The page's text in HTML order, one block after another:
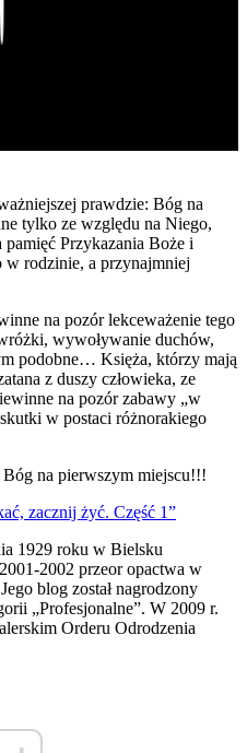
prawdzie: Bóg na
tylko ze względu na Niego,
pamięć Przykazania Boże i
w rodzinie, a przynajmniej
na pozór lekceważenie tego
wywoływanie duchów,
podobne… Księża, którzy mają
z duszy człowieka, ze
na pozór zabawy „w
w postaci różnorakiego
na pierwszym miejscu!!!
zacznij żyć. Część 1”
1929 roku w Bielsku
2002 przeor opactwa w
blog został nagrodzony
„Profesjonalne”. W 2009 r.
Orderu Odrodzenia